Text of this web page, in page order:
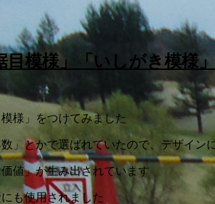
模様」「いしがき模様」
様」をつけてみました
」とかで選ばれていたので、デザイ
値」が生み出されています
も使用されました